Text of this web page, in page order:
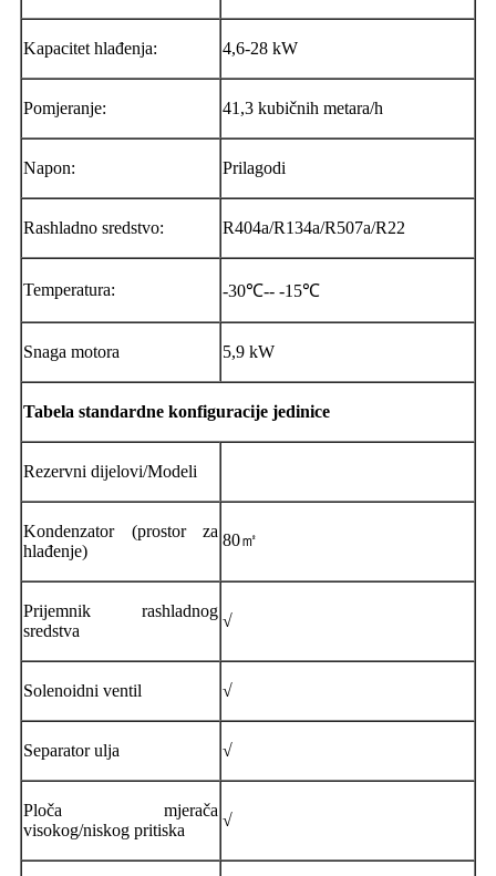
Kapacitet hlađenja: 4,6-28 kW
Pomjeranje: 41,3 kubičnih metara/h
Napon: Prilagodi
Rashladno sredstvo: R404a/R134a/R507a/R22
Temperatura: -30℃-- -15℃
Snaga motora 5,9 kW
Tabela standardne konfiguracije jedinice
Rezervni dijelovi/Modeli
Kondenzator (prostor za
hlađenje)
80㎡
Prijemnik rashladnog
sredstva
√
Solenoidni ventil √
Separator ulja √
Ploča mjerača
visokog/niskog pritiska
√